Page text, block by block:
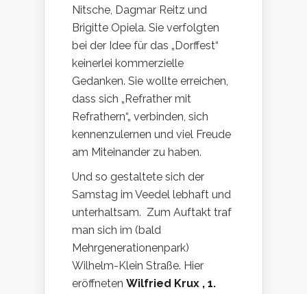
Nitsche, Dagmar Reitz und
Brigitte Opiela. Sie verfolgten
bei der Idee für das „Dorffest“
keinerlei kommerzielle
Gedanken. Sie wollte erreichen,
dass sich „Refrather mit
Refrathern“„ verbinden, sich
kennenzulernen und viel Freude
am Miteinander zu haben.
Und so gestaltete sich der
Samstag im Veedel lebhaft und
unterhaltsam. Zum Auftakt traf
man sich im (bald
Mehrgenerationenpark)
Wilhelm-Klein Straße. Hier
eröffneten Wilfried Krux , 1.